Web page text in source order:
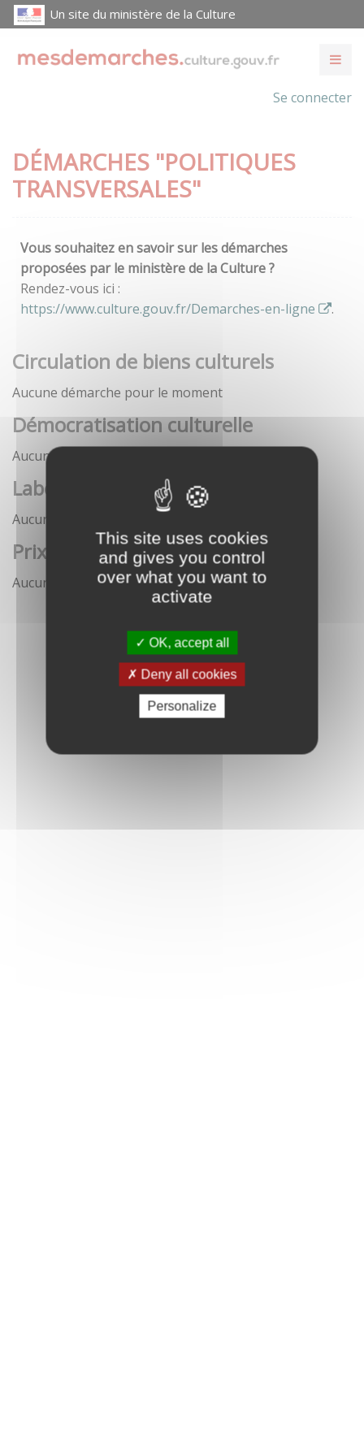
This site uses cookies
and gives you control
over what you want to
activate
OK, accept all
Deny all cookies
Personalize
Un site du ministère de la Culture
Se connecter
DÉMARCHES "POLITIQUES
TRANSVERSALES"
Vous souhaitez en savoir sur les démarches
proposées par le ministère de la Culture ?
Rendez-vous ici :
https://www.culture.gouv.fr/Demarches-en-ligne
.
Circulation de biens culturels
Aucune démarche pour le moment
Démocratisation culturelle
Aucune démarche pour le moment
Labels
Aucune démarche pour le moment
Prix
Aucune démarche pour le moment